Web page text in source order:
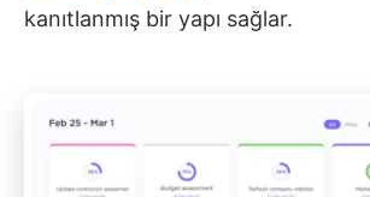
kanıtlanmış bir yapı sağlar.